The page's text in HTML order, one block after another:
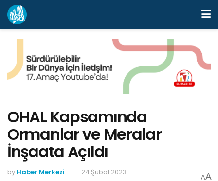
OHAL Kapsamında
Ormanlar ve Meralar
İnşaata Açıldı
by Haber Merkezi
24 Şubat 2023
AA